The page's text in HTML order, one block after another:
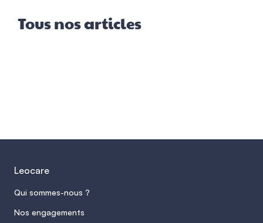
Tous nos articles
Leocare
Qui sommes-nous ?
Nos engagements